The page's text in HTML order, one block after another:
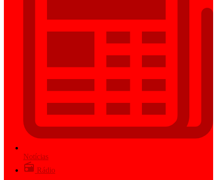
Notícias
Rádio